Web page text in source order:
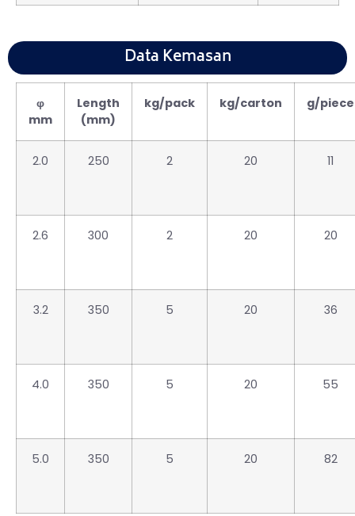
Data Kemasan
φ
mm
Length
(mm)
kg/pack kg/carton g/piece
2.0 250 2 20 11
2.6 300 2 20 20
3.2 350 5 20 36
4.0 350 5 20 55
5.0 350 5 20 82